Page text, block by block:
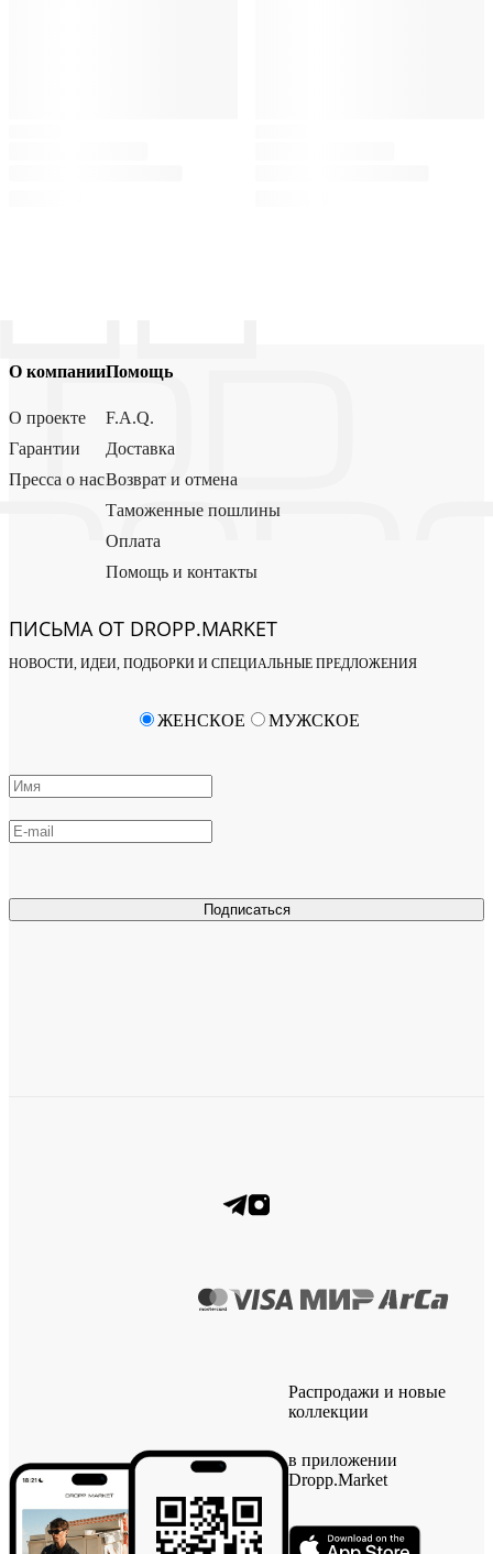
О компании
О проекте
Гарантии
Пресса о нас
Помощь
F.A.Q.
Доставка
Возврат и отмена
Таможенные пошлины
Оплата
Помощь и контакты
ПИСЬМА ОТ DROPP.MARKET
НОВОСТИ, ИДЕИ, ПОДБОРКИ И СПЕЦИАЛЬНЫЕ ПРЕДЛОЖЕНИЯ
Подписаться
ЖЕНСКОЕ МУЖСКОЕ
Распродажи и новые
коллекции
в приложении
Dropp.Market